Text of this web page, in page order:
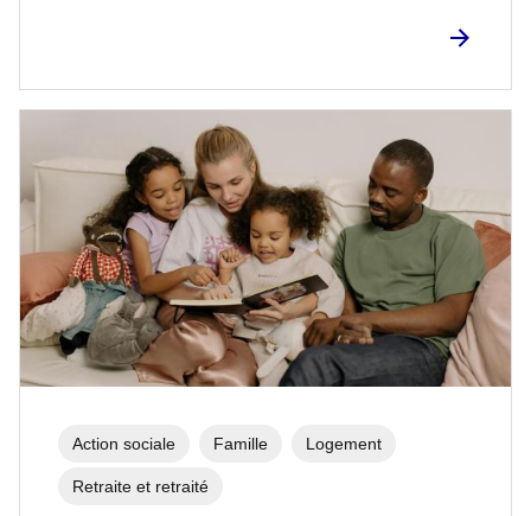
Action sociale Famille Logement
Retraite et retraité